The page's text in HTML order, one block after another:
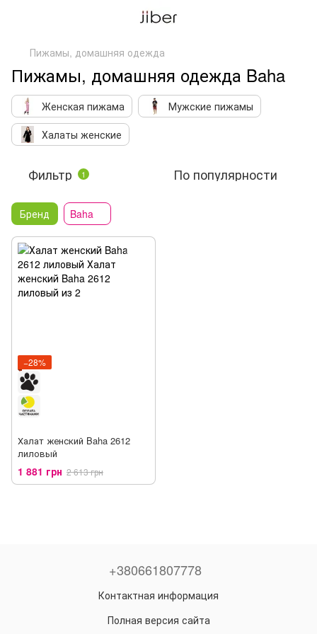
Пижамы, домашняя одежда
Пижамы, домашняя одежда Baha
Женская пижама
Мужские пижамы
Халаты женские
Фильтр 1 По популярности
Бренд Baha
−28%
Халат женский Baha 2612
лиловый
1 881 грн 2 613 грн
+380661807778
Контактная информация
Полная версия сайта